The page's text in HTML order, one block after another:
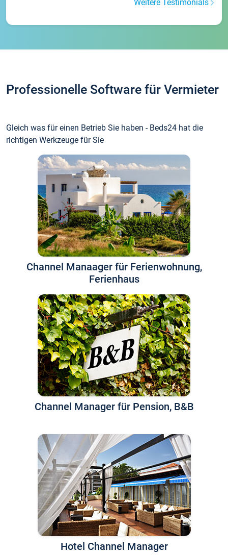
Weitere Testimonials
Professionelle Software für Vermieter
Gleich was für einen Betrieb Sie haben - Beds24 hat die
richtigen Werkzeuge für Sie
Channel Manaager für Ferienwohnung,
Ferienhaus
Channel Manager für Pension, B&B
Hotel Channel Manager